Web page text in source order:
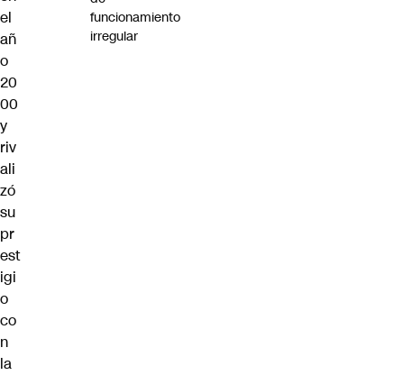
el
añ
o
20
00
y
riv
ali
zó
su
pr
est
igi
o
co
n
la
funcionamiento
irregular